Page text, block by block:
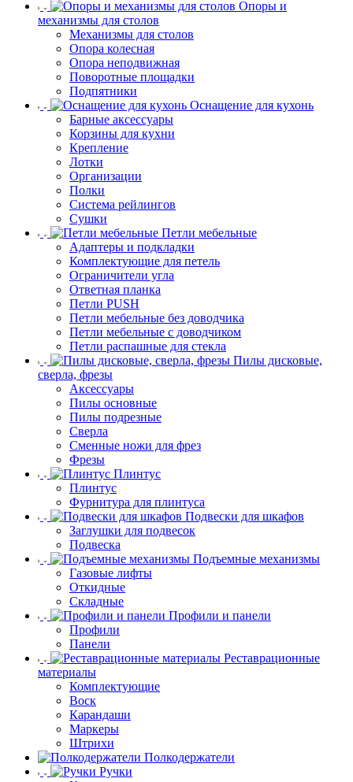
Опоры и
механизмы для столов
Механизмы для столов
Опора колесная
Опора неподвижная
Поворотные площадки
Подпятники
Оснащение для кухонь
Барные аксессуары
Корзины для кухни
Крепление
Лотки
Организации
Полки
Система рейлингов
Сушки
Петли мебельные
Адаптеры и подкладки
Комплектующие для петель
Ограничители угла
Ответная планка
Петли PUSH
Петли мебельные без доводчика
Петли мебельные с доводчиком
Петли распашные для стекла
Пилы дисковые,
сверла, фрезы
Аксессуары
Пилы основные
Пилы подрезные
Сверла
Сменные ножи для фрез
Фрезы
Плинтус
Плинтус
Фурнитура для плинтуса
Подвески для шкафов
Заглушки для подвесок
Подвеска
Подъемные механизмы
Газовые лифты
Откидные
Складные
Профили и панели
Профили
Панели
Реставрационные
материалы
Комплектующие
Воск
Карандаши
Маркеры
Штрихи
Полкодержатели
Ручки